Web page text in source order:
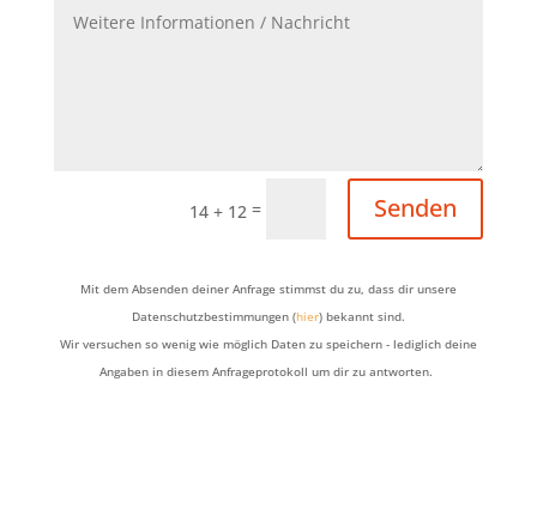
14 + 12 = Senden
Mit dem Absenden deiner Anfrage stimmst du zu, dass dir unsere
Datenschutzbestimmungen (hier) bekannt sind.
Wir versuchen so wenig wie möglich Daten zu speichern - lediglich deine
Angaben in diesem Anfrageprotokoll um dir zu antworten.